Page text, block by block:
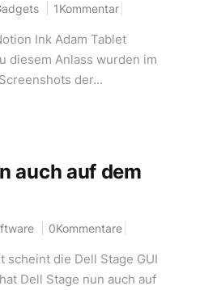
1Kommentar
Ink Adam Tablet
diesem Anlass wurden im
der...
auch auf dem
0Kommentare
scheint die Dell Stage GUI
Dell Stage nun auch auf